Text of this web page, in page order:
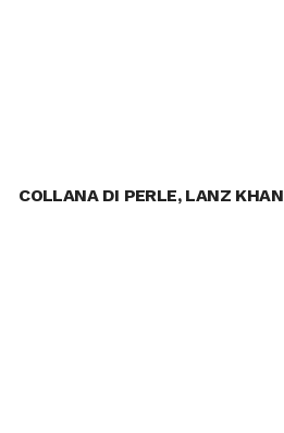
COLLANA DI PERLE, LANZ KHAN